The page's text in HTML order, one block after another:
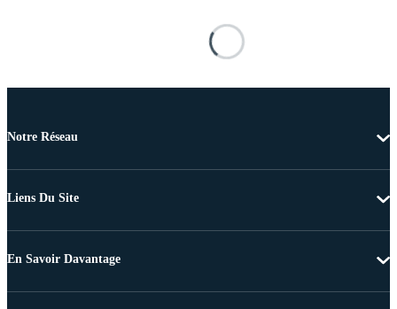
Notre Réseau
Liens Du Site
En Savoir Davantage